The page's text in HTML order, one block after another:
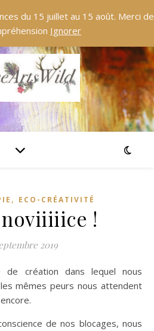
du 15 juillet au 15 août. Merci de
Ignorer
, ECO-CRÉATIVITÉ
!
2019
mêmes peurs nous attendent
de nos blocages, nous